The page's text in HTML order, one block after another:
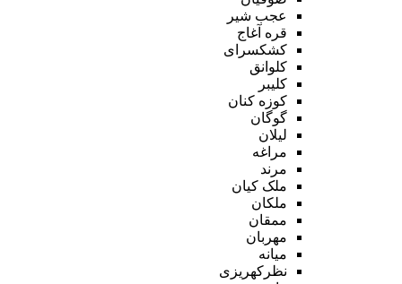
عجب شیر
قره آغاج
کشکسرای
کلوانق
کلیبر
کوزه کنان
گوگان
لیلان
مراغه
مرند
ملک کیان
ملکان
ممقان
مهربان
میانه
نظرکهریزی